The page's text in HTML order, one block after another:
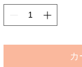
格
価
カ